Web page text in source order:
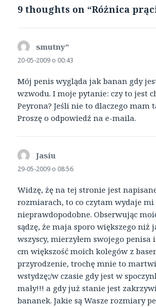
9 thoughts on “Różnica
smutny"
20-05-2009 o 00:43
Mój penis wygląda jak banan gdy
wzwodu. I moje pytanie: czy to jest
Peyrona? Jeśli nie to dlaczego mam
Proszę o odpowiedź na e-maila.
Jasiu
29-05-2009 o 08:56
Widzę, żę na tej stronie jest
rozmiarach, to co czytam wydaje mi
nieprawdopodobne. Obserwując
sądzę, że maja sporo większego niż
wszyscy, mierzyłem swojego penisa
cm większość moich kolegów z
przyrodzenie, trochę mnie to
wstydzę;/w czasie gdy jest w
mały!!! a gdy już stanie jest
bananek. Jakie są Wasze rozmiary